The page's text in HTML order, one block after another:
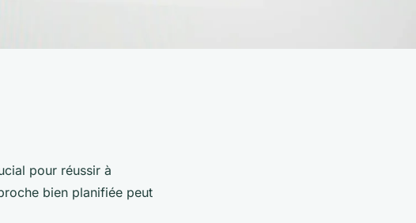
pour réussir à
bien planifiée peut